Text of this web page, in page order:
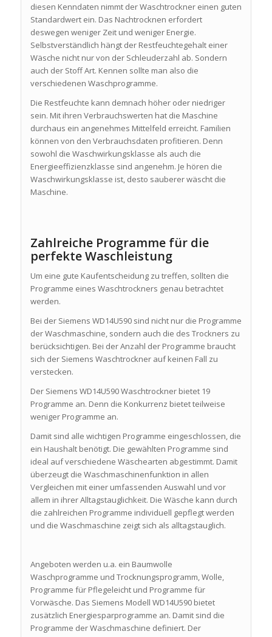
diesen Kenndaten nimmt der Waschtrockner einen guten
Standardwert ein. Das Nachtrocknen erfordert
deswegen weniger Zeit und weniger Energie.
Selbstverständlich hängt der Restfeuchtegehalt einer
Wäsche nicht nur von der Schleuderzahl ab. Sondern
auch der Stoff Art. Kennen sollte man also die
verschiedenen Waschprogramme.
Die Restfeuchte kann demnach höher oder niedriger
sein. Mit ihren Verbrauchswerten hat die Maschine
durchaus ein angenehmes Mittelfeld erreicht. Familien
können von den Verbrauchsdaten profitieren. Denn
sowohl die Waschwirkungsklasse als auch die
Energieeffizienzklasse sind angenehm. Je hören die
Waschwirkungsklasse ist, desto sauberer wäscht die
Maschine.
Zahlreiche Programme für die
perfekte Waschleistung
Um eine gute Kaufentscheidung zu treffen, sollten die
Programme eines Waschtrockners genau betrachtet
werden.
Bei der Siemens WD14U590 sind nicht nur die Programme
der Waschmaschine, sondern auch die des Trockners zu
berücksichtigen. Bei der Anzahl der Programme braucht
sich der Siemens Waschtrockner auf keinen Fall zu
verstecken.
Der Siemens WD14U590 Waschtrockner bietet 19
Programme an. Denn die Konkurrenz bietet teilweise
weniger Programme an.
Damit sind alle wichtigen Programme eingeschlossen, die
ein Haushalt benötigt. Die gewählten Programme sind
ideal auf verschiedene Wäschearten abgestimmt. Damit
überzeugt die Waschmaschinenfunktion in allen
Vergleichen mit einer umfassenden Auswahl und vor
allem in ihrer Alltagstauglichkeit. Die Wäsche kann durch
die zahlreichen Programme individuell gepflegt werden
und die Waschmaschine zeigt sich als alltagstauglich.
Angeboten werden u.a. ein Baumwolle
Waschprogramme und Trocknungsprogramm, Wolle,
Programme für Pflegeleicht und Programme für
Vorwäsche. Das Siemens Modell WD14U590 bietet
zusätzlich Energiesparprogramme an. Damit sind die
Programme der Waschmaschine definiert. Der